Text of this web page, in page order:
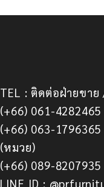
TEL : ติดต่อฝ่ายขา
(+66) 061-
(+66) 063-
(หมวย)
(+66) 089-
LINE ID :